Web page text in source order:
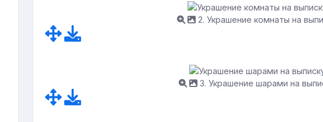
2. Украшение комнаты на
3. Украшение шарами на